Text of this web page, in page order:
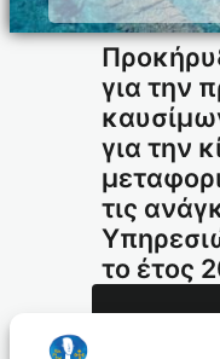
για την
για την
τις
το έτος